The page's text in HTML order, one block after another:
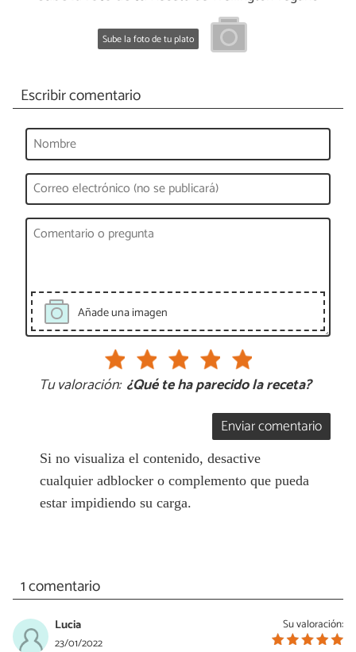
Sube la foto de tu plato
Escribir comentario
Añade una imagen
Tu valoración: ¿Qué te ha parecido la receta?
Enviar comentario
Si no visualiza el contenido, desactive
cualquier adblocker o complemento que pueda
estar impidiendo su carga.
1 comentario
Su valoración:
Lucia
23/01/2022